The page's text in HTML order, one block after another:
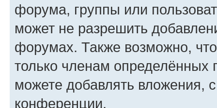
форума, группы или
может не разрешить
форумах. Также возможно,
только членам определённых
можете добавлять вложения,
конференции.